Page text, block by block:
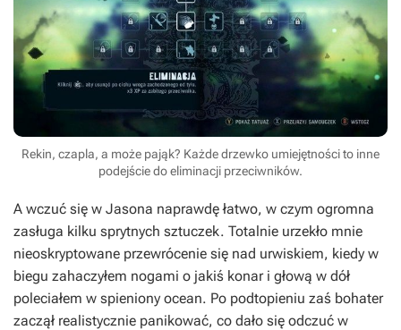
Rekin, czapla, a może pająk? Każde drzewko umiejętności to inne
podejście do eliminacji przeciwników.
A wczuć się w Jasona naprawdę łatwo, w czym ogromna
zasługa kilku sprytnych sztuczek. Totalnie urzekło mnie
nieoskryptowane przewrócenie się nad urwiskiem, kiedy w
biegu zahaczyłem nogami o jakiś konar i głową w dół
poleciałem w spieniony ocean. Po podtopieniu zaś bohater
zaczął realistycznie panikować, co dało się odczuć w